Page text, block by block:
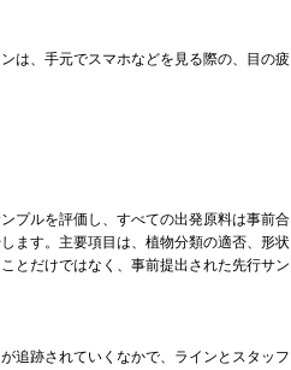
は、手元でスマホなどを見る際の、目の疲
プルを評価し、すべての出発原料は事前合
ます。主要項目は、植物分類の適否、形状
とだけではなく、事前提出された先行サン
追跡されていくなかで、ラインとスタッフ